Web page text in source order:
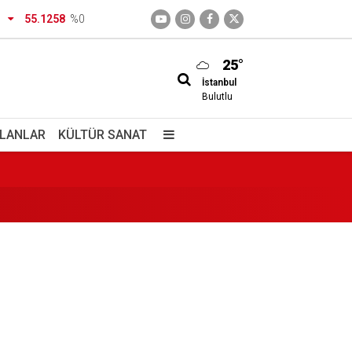
55.1258 %0
25°
İstanbul
Bulutlu
KÜLTÜR SANAT